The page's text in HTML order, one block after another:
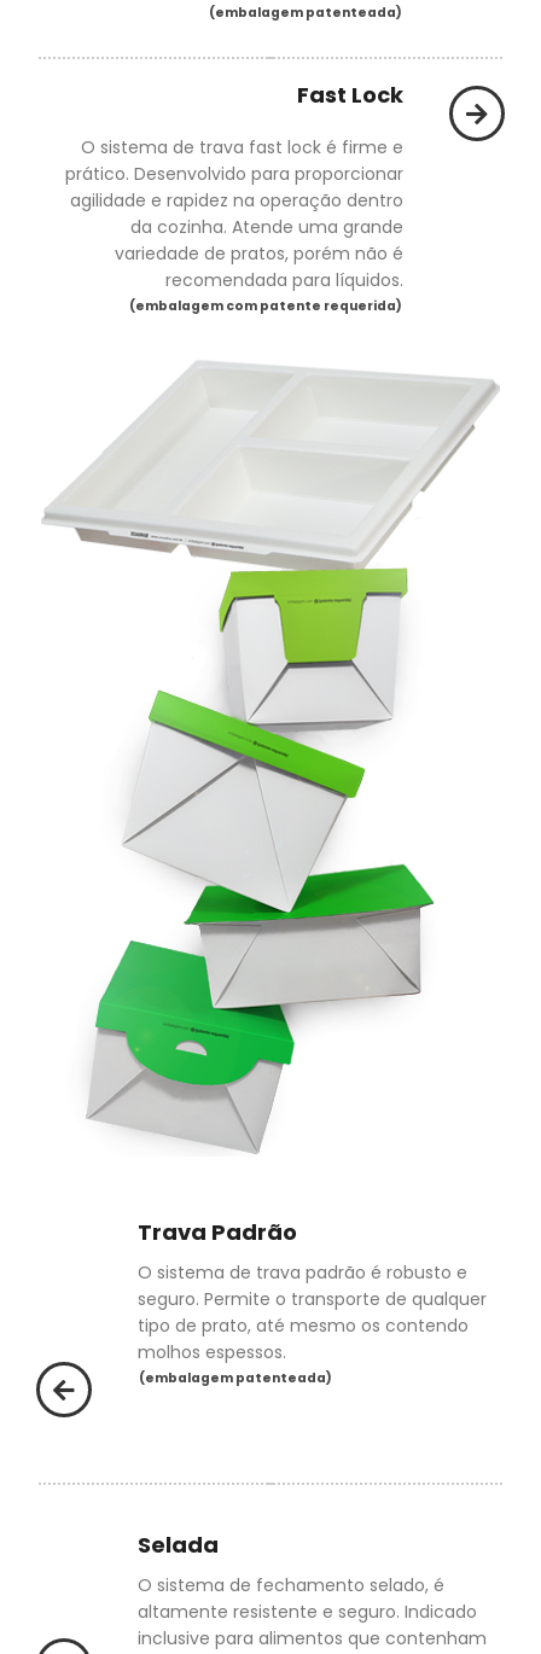
(embalagem patenteada)
Fast Lock
O sistema de trava fast lock é firme e
prático. Desenvolvido para proporcionar
agilidade e rapidez na operação dentro
da cozinha. Atende uma grande
variedade de pratos, porém não é
recomendada para líquidos.
(embalagem com patente requerida)
Trava Padrão
O sistema de trava padrão é robusto e
seguro. Permite o transporte de qualquer
tipo de prato, até mesmo os contendo
molhos espessos.
(embalagem patenteada)
Selada
O sistema de fechamento selado, é
altamente resistente e seguro. Indicado
inclusive para alimentos que contenham